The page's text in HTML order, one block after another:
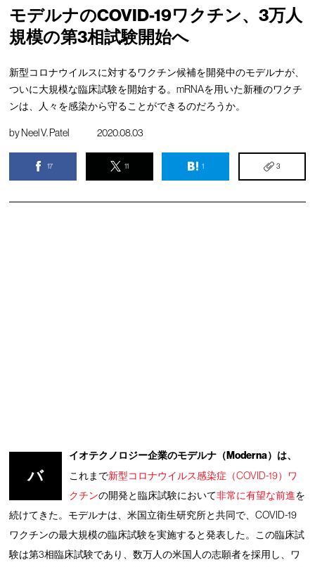
モデルナのCOVID-19ワクチン、3万人
規模の第3相試験開始へ
新型コロナウイルスに対するワクチン候補を開発中のモデルナが、
ついに大規模な臨床試験を開始する。mRNAを用いた新種のワクチ
ンは、人々を感染から守ることができるのだろうか。
byNeel V. Patel 2020.08.03
17 11 1 3
バ
イオテクノロジー企業のモデルナ（Moderna）は、
これまで新型コロナウイルス感染症（COVID-19）ワ
クチンの開発と臨床試験において非常に有望な前進を
続けてきた。モデルナは、米国立衛生研究所と共同で、COVID-19
ワクチンの最大規模の臨床試験を実施すると発表した。この臨床試
験は第3相臨床試験であり、数万人の米国人の志願者を採用し、ワ